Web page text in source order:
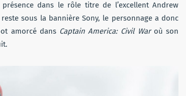
dans le rôle titre de l’excellent Andrew
sous la bannière Sony, le personnage a donc
amorcé dans Captain America: Civil Waroù son